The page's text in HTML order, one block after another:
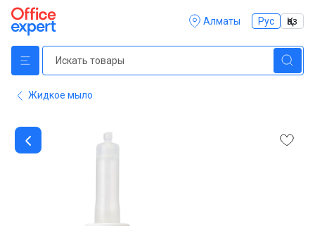
Алматы Рус Қаз
Жидкое мыло